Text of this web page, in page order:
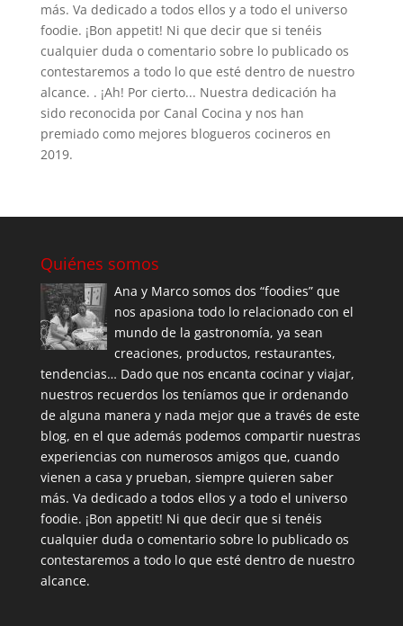
más. Va dedicado a todos ellos y a todo el universo
foodie. ¡Bon appetit! Ni que decir que si tenéis
cualquier duda o comentario sobre lo publicado os
contestaremos a todo lo que esté dentro de nuestro
alcance. . ¡Ah! Por cierto... Nuestra dedicación ha
sido reconocida por Canal Cocina y nos han
premiado como mejores blogueros cocineros en
2019.
Quiénes somos
Ana y Marco somos dos “foodies” que
nos apasiona todo lo relacionado con el
mundo de la gastronomía, ya sean
creaciones, productos, restaurantes,
tendencias… Dado que nos encanta cocinar y viajar,
nuestros recuerdos los teníamos que ir ordenando
de alguna manera y nada mejor que a través de este
blog, en el que además podemos compartir nuestras
experiencias con numerosos amigos que, cuando
vienen a casa y prueban, siempre quieren saber
más. Va dedicado a todos ellos y a todo el universo
foodie. ¡Bon appetit! Ni que decir que si tenéis
cualquier duda o comentario sobre lo publicado os
contestaremos a todo lo que esté dentro de nuestro
alcance.